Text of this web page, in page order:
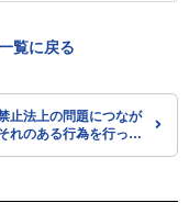
覧に戻る
止法上の問題につなが
れのある行為を行った